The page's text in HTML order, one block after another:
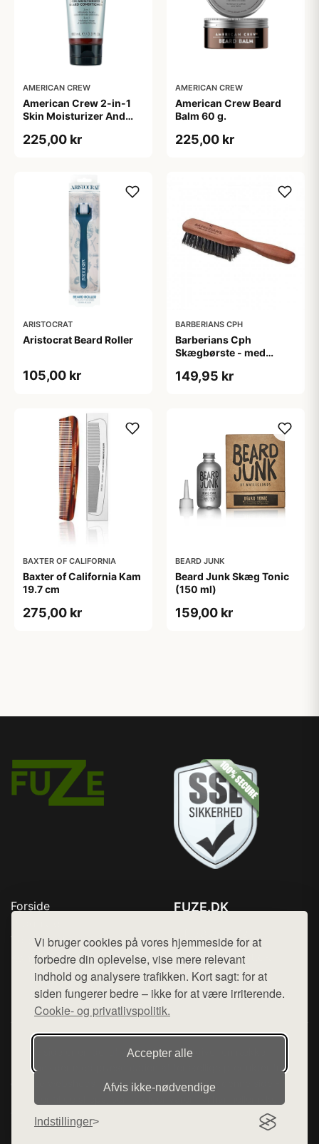
Vi bruger cookies på vores hjemmeside for at
forbedre din oplevelse, vise mere relevant
indhold og analysere trafikken. Kort sagt: for at
siden fungerer bedre – ikke for at være irriterende.
Cookie- og privatlivspolitik.
Accepter alle
Afvis ikke‑nødvendige
Indstillinger
AMERICAN CREW
American Crew 2-in-1
Skin Moisturizer And
ml)
225,00 kr
AMERICAN CREW
American Crew Beard
Balm 60 g.
225,00 kr
ARISTOCRAT
Aristocrat Beard Roller
105,00 kr
BARBERIANS CPH
Barberians Cph
Skægbørste - med
149,95 kr
BAXTER OF CALIFORNIA
Baxter of California Kam
19.7 cm
275,00 kr
BEARD JUNK
Beard Junk Skæg Tonic
(150 ml)
159,00 kr
Forside
Top Rabatter
Kontakt
FUZE.DK
Mail: hej@want.dk
Cookie- og privatlivspolitik
Denne side er en del af want.dk, der udgiver en række
hjemmesider med præsentation af forskellige produkter fra
diverse webshops. Der sælges ikke varer fra denne side - vi
henviser til de shops, som sælger varen. Vi har heller ikke
varerne på lager.